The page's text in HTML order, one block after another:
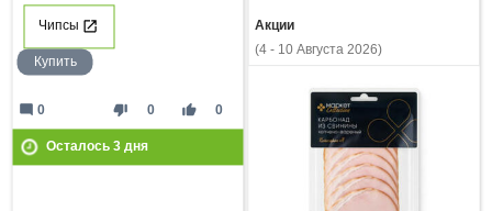
Чипсы
Купить
thumb_down 0 thumb_up 0
mode_comment 0
Осталось 3дня
Акции
(4 - 10 Августа 2026)